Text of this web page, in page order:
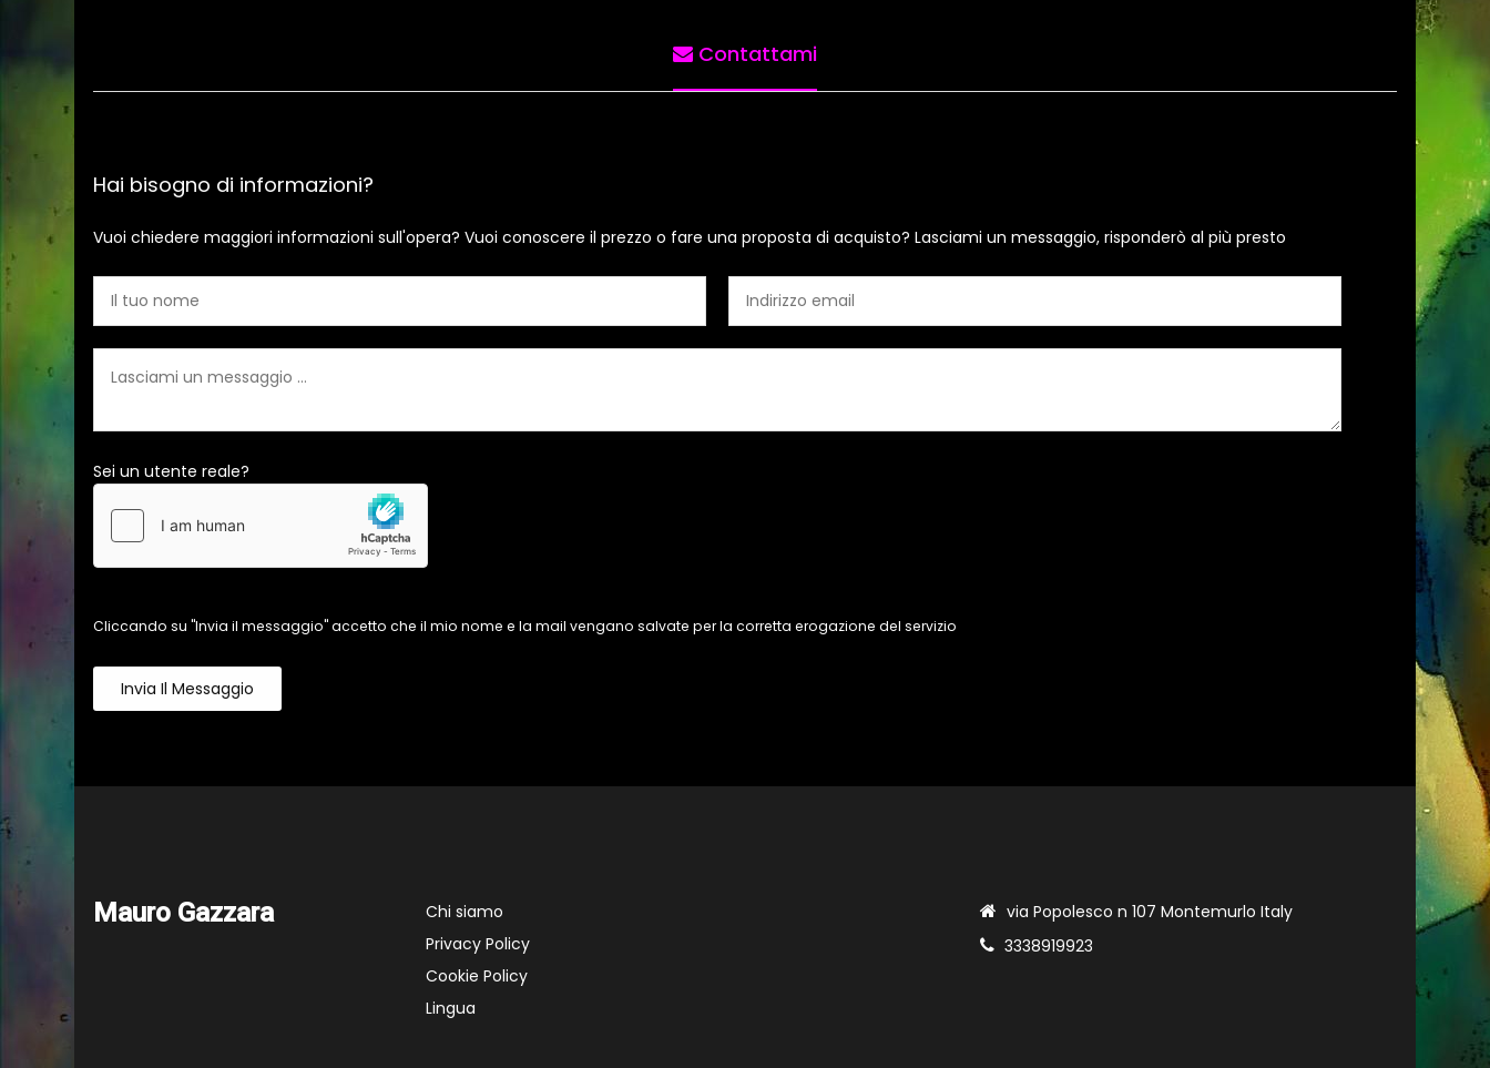
Contattami
Hai bisogno di informazioni?
Vuoi chiedere maggiori informazioni sull'opera? Vuoi conoscere il prezzo o fare una proposta di acquisto? Lasciami un messaggio, risponderò al più presto
Sei un utente reale?
Cliccando su "Invia il messaggio" accetto che il mio nome e la mail vengano salvate per la corretta erogazione del servizio
Invia Il Messaggio
Mauro Gazzara
Chi siamo
Privacy Policy
Cookie Policy
Lingua
via Popolesco n 107 Montemurlo Italy
3338919923